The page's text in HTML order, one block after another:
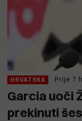
HRVATSKA Prije 7 h
Garcia uoči
prekinuti